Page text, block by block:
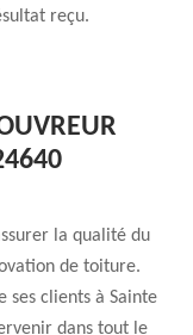
reçu.
la qualité du
de toiture.
ses clients à Sainte
dans tout le